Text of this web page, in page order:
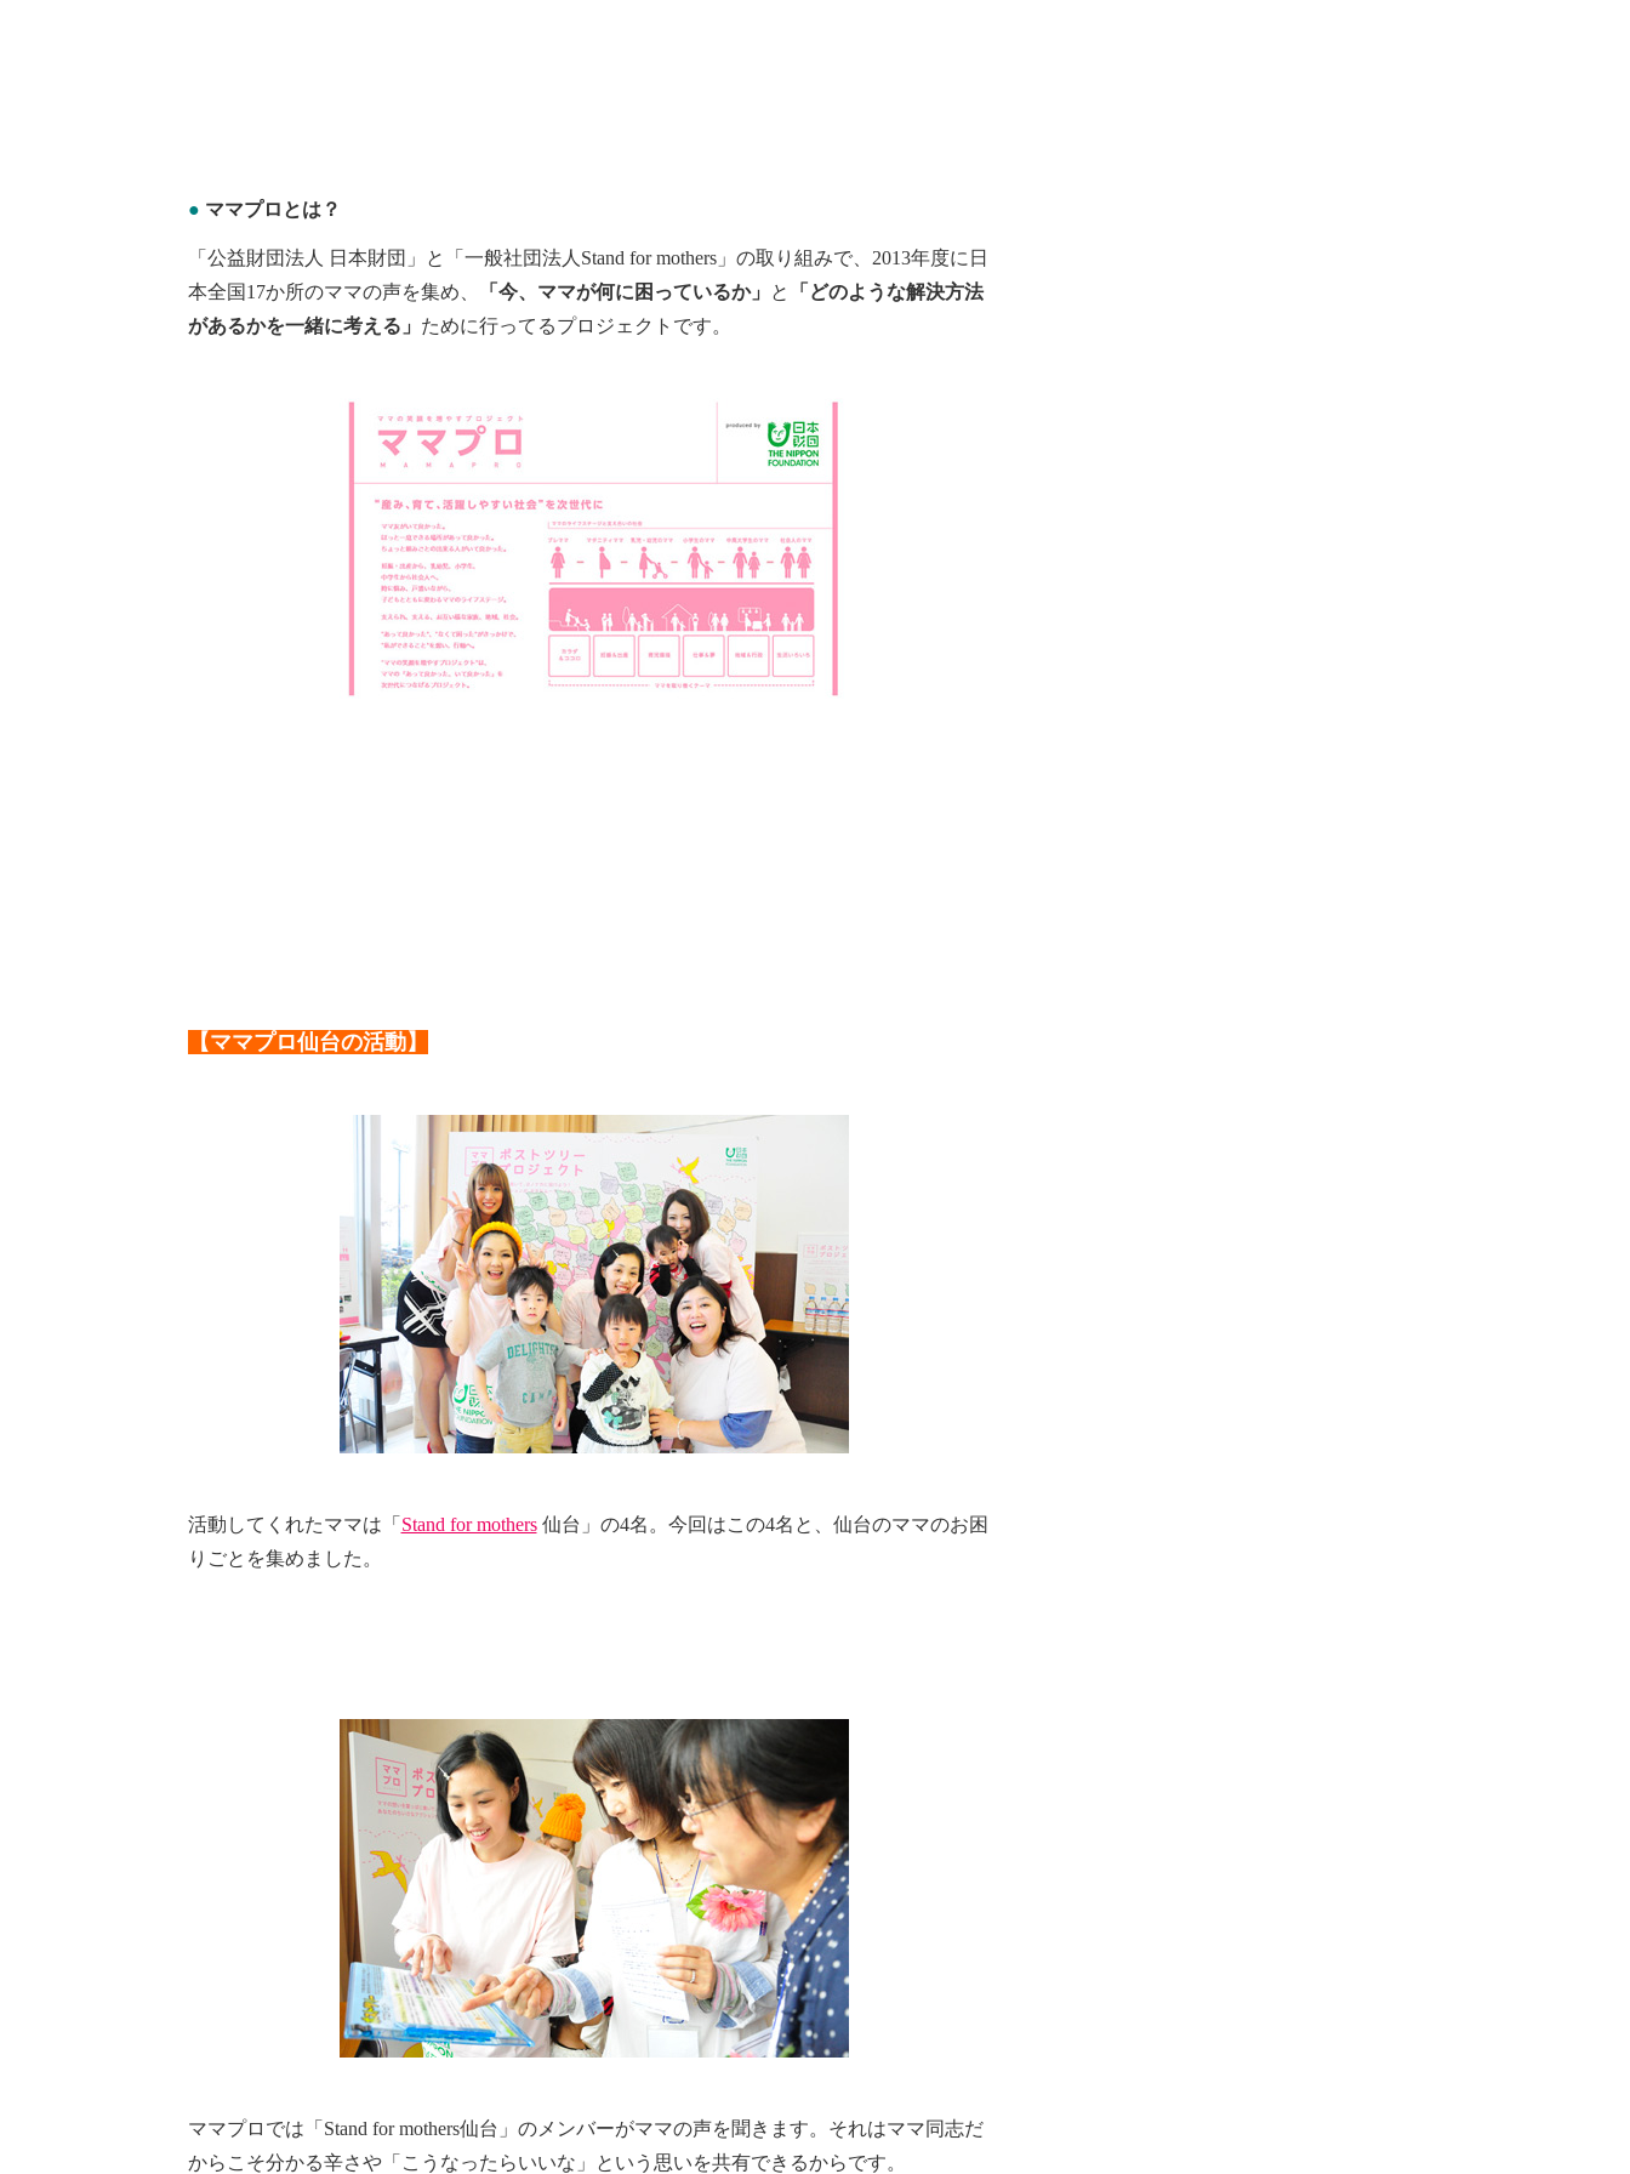
● ママプロとは？
「公益財団法人 日本財団」と「一般社団法人Stand for mothers」の取り組みで、2013年度に日
本全国17か所のママの声を集め、
「今、ママが何に困っているか」 と
「どのような解決方法
があるかを一緒に考える」 ために行ってるプロジェクトです。
【ママプロ仙台の活動】
活動してくれたママは「 Stand for mothers仙台」の4名。今回はこの4名と、仙台のママのお困
りごとを集めました。
ママプロでは「Stand for mothers仙台」のメンバーがママの声を聞きます。それはママ同志だ
からこそ分かる辛さや「こうなったらいいな」という思いを共有できるからです。